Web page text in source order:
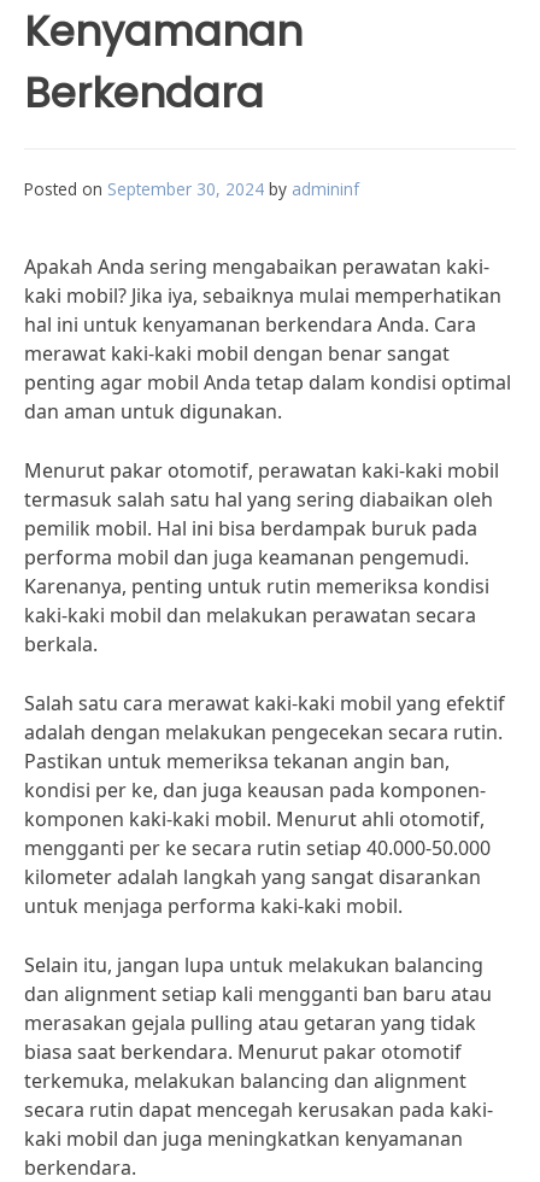
Kenyamanan
Berkendara
Posted on September 30, 2024 by admininf
Apakah Anda sering mengabaikan perawatan kaki-
kaki mobil? Jika iya, sebaiknya mulai memperhatikan
hal ini untuk kenyamanan berkendara Anda. Cara
merawat kaki-kaki mobil dengan benar sangat
penting agar mobil Anda tetap dalam kondisi optimal
dan aman untuk digunakan.
Menurut pakar otomotif, perawatan kaki-kaki mobil
termasuk salah satu hal yang sering diabaikan oleh
pemilik mobil. Hal ini bisa berdampak buruk pada
performa mobil dan juga keamanan pengemudi.
Karenanya, penting untuk rutin memeriksa kondisi
kaki-kaki mobil dan melakukan perawatan secara
berkala.
Salah satu cara merawat kaki-kaki mobil yang efektif
adalah dengan melakukan pengecekan secara rutin.
Pastikan untuk memeriksa tekanan angin ban,
kondisi per ke, dan juga keausan pada komponen-
komponen kaki-kaki mobil. Menurut ahli otomotif,
mengganti per ke secara rutin setiap 40.000-50.000
kilometer adalah langkah yang sangat disarankan
untuk menjaga performa kaki-kaki mobil.
Selain itu, jangan lupa untuk melakukan balancing
dan alignment setiap kali mengganti ban baru atau
merasakan gejala pulling atau getaran yang tidak
biasa saat berkendara. Menurut pakar otomotif
terkemuka, melakukan balancing dan alignment
secara rutin dapat mencegah kerusakan pada kaki-
kaki mobil dan juga meningkatkan kenyamanan
berkendara.